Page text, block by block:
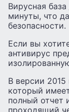
Вирусная
минуты, что
безопасности.
Если вы
антивирус
В версии 2015
который
полный отчет